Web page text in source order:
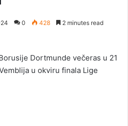
0 428 2 minutes read
Dortmunde večeras u 21
u okviru finala Lige